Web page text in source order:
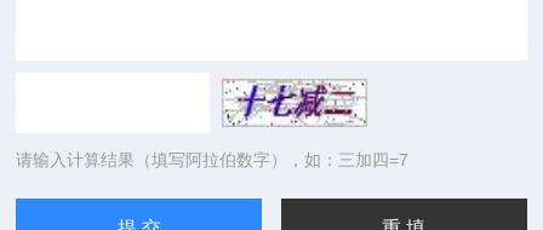
请输入计算结果（填写阿拉伯数字），如：三加四=7